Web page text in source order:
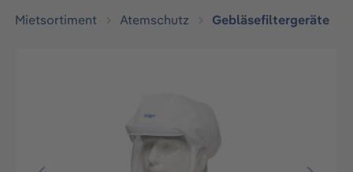
Mietsortiment Atemschutz Gebläsefiltergeräte